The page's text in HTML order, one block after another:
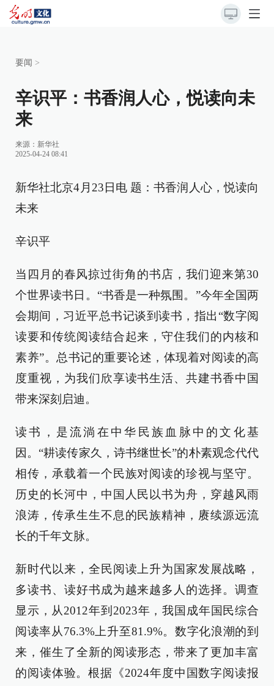
要闻 >
辛识平：书香润人心，悦读向未
来
来源： 新华社
2025-04-24 08:41
新华社北京4月23日电 题：书香润人心，悦读向
未来
辛识平
当四月的春风掠过街角的书店，我们迎来第30
个世界读书日。“书香是一种氛围。”今年全国两
会期间，习近平总书记谈到读书，指出“数字阅
读要和传统阅读结合起来，守住我们的内核和
素养”。总书记的重要论述，体现着对阅读的高
度重视，为我们欣享读书生活、共建书香中国
带来深刻启迪。
读书，是流淌在中华民族血脉中的文化基
因。“耕读传家久，诗书继世长”的朴素观念代代
相传，承载着一个民族对阅读的珍视与坚守。
历史的长河中，中国人民以书为舟，穿越风雨
浪涛，传承生生不息的民族精神，赓续源远流
长的千年文脉。
新时代以来，全民阅读上升为国家发展战略，
多读书、读好书成为越来越多人的选择。调查
显示，从2012年到2023年，我国成年国民综合
阅读率从76.3%上升至81.9%。数字化浪潮的到
来，催生了全新的阅读形态，带来了更加丰富
的阅读体验。根据《2024年度中国数字阅读报